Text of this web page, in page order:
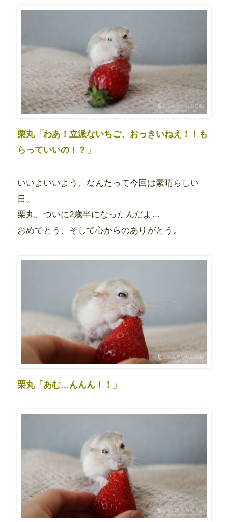
栗丸「わあ！立派ないちご、おっきいねえ！！も
らっていいの！？」
いいよいいよう、なんたって今回は素晴らしい
日。
栗丸、ついに2歳半になったんだよ…
おめでとう、そして心からのありがとう。
栗丸「あむ…んんん！！」